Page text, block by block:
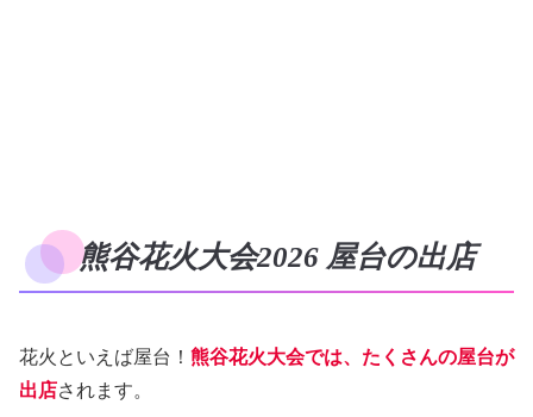
熊谷花火大会2026 屋台の出店
花火といえば屋台！ 熊谷花火大会では、たくさんの屋台が
出店されます。